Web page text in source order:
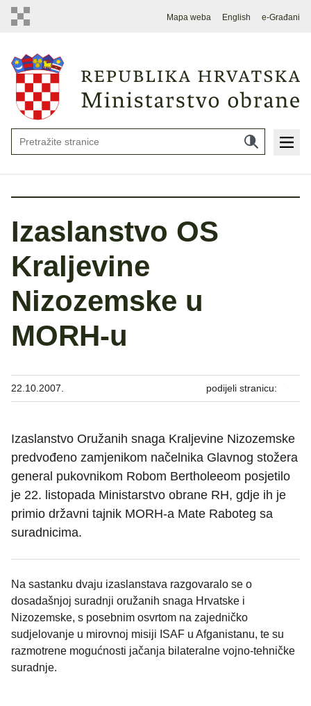
Mapa weba English e-Građani
Izaslanstvo OS
Kraljevine
Nizozemske u
MORH-u
22.10.2007. podijeli stranicu:
Izaslanstvo Oružanih snaga Kraljevine Nizozemske
predvođeno zamjenikom načelnika Glavnog stožera
general pukovnikom Robom Bertholeeom posjetilo
je 22. listopada Ministarstvo obrane RH, gdje ih je
primio državni tajnik MORH-a Mate Raboteg sa
suradnicima.
Na sastanku dvaju izaslanstava razgovaralo se o
dosadašnjoj suradnji oružanih snaga Hrvatske i
Nizozemske, s posebnim osvrtom na zajedničko
sudjelovanje u mirovnoj misiji ISAF u Afganistanu, te su
razmotrene mogućnosti jačanja bilateralne vojno-tehničke
suradnje.